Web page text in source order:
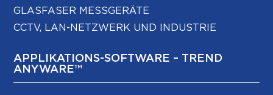
GLASFASER MESSGERÄTE
CCTV, LAN-NETZWERK UND INDUSTRIE
APPLIKATIONS-SOFTWARE – TREND
ANYWARE™